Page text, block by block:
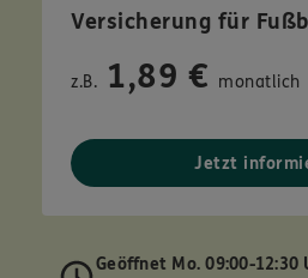
Versicherung für
z.B. 1,89 € monatlich
Jetzt
Geöffnet Mo. 09:00-12:30